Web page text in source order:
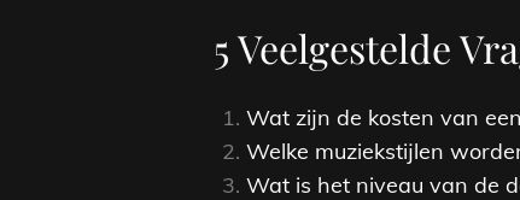
5 Veelgestelde
Wat zijn de kosten van
Welke muziekstijlen
Wat is het niveau van de